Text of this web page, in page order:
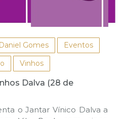
Gomes
Eventos
Vinhos
Dalva (28 de
o Jantar Vínico Dalva a